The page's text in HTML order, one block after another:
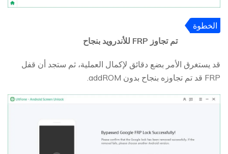
الخطوة
تم تجاوز FRP للأندرويد بنجاح
قد يستغرق الأمر بضع دقائق لإكمال العملية، ثم ستجد أن قفل
FRP قد تم تجاوزه بنجاح بدون addROM.